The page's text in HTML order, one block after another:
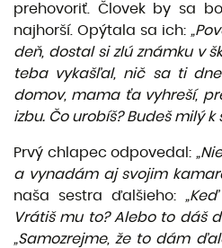
prehovoriť. Človek by sa
najhorší. Opýtala sa ich:
deň, dostal sizlú známku v
teba vykašľal, nič sa ti
domov, mama ťa vyhreší,
izbu. Čo urobíš? Budeš milýk
Prvý chlapec odpovedal:
a vynadám aj svojim
naša sestra ďalšieho: „Keď
Vrátiš mu to? Alebo to dáš
„Samo­zrejme, že to dám